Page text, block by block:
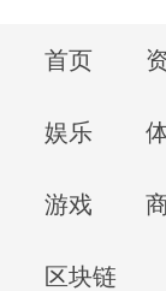
首页
娱乐
游戏
区块链